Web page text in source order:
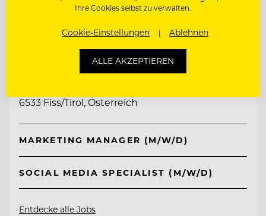
Schlosshotel Fiss
6533 Fiss/Tirol, Österreich
MARKETING MANAGER (M/W/D)
SOCIAL MEDIA SPECIALIST (M/W/D)
Entdecke alle Jobs
Ihre Cookies selbst zu verwalten.
Cookie-Einstellungen Ablehnen
ALLE AKZEPTIEREN